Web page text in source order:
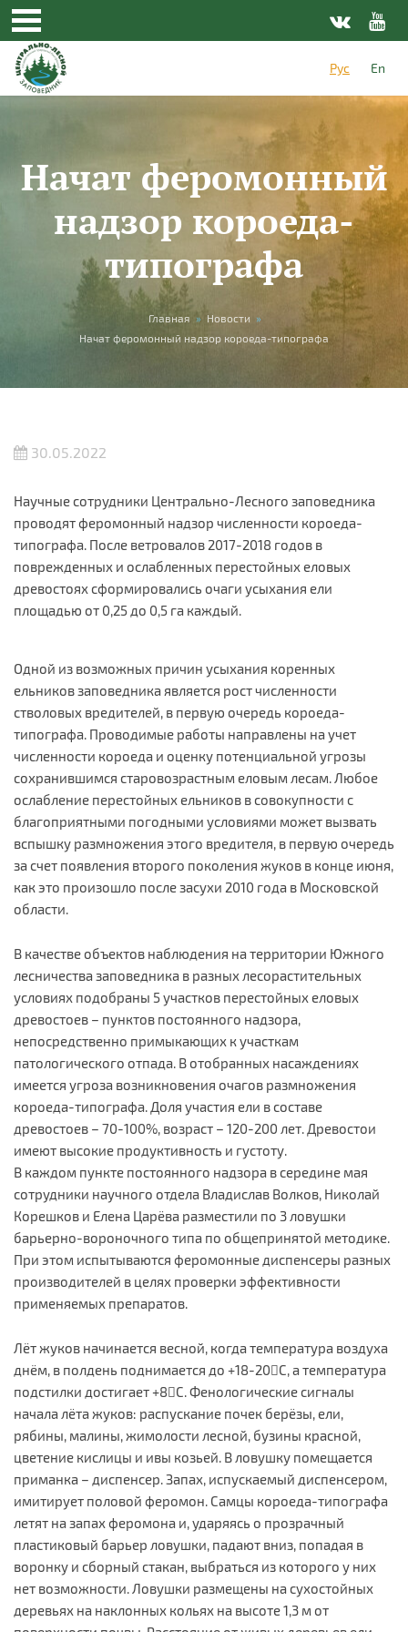
Перейти к основному содержанию
Рус
En
Начат феромонный
надзор короеда-
типографа
Вы здесь Главная » Новости »
Начат феромонный надзор короеда-типографа
30.05.2022
Научные сотрудники Центрально-Лесного заповедника
проводят феромонный надзор численности короеда-
типографа. После ветровалов 2017-2018 годов в
поврежденных и ослабленных перестойных еловых
древостоях сформировались очаги усыхания ели
площадью от 0,25 до 0,5 га каждый.
Одной из возможных причин усыхания коренных
ельников заповедника является рост численности
стволовых вредителей, в первую очередь короеда-
типографа. Проводимые работы направлены на учет
численности короеда и оценку потенциальной угрозы
сохранившимся старовозрастным еловым лесам. Любое
ослабление перестойных ельников в совокупности с
благоприятными погодными условиями может вызвать
вспышку размножения этого вредителя, в первую очередь
за счет появления второго поколения жуков в конце июня,
как это произошло после засухи 2010 года в Московской
области.
В качестве объектов наблюдения на территории Южного
лесничества заповедника в разных лесорастительных
условиях подобраны 5 участков перестойных еловых
древостоев – пунктов постоянного надзора,
непосредственно примыкающих к участкам
патологического отпада. В отобранных насаждениях
имеется угроза возникновения очагов размножения
короеда-типографа. Доля участия ели в составе
древостоев – 70-100%, возраст – 120-200 лет. Древостои
имеют высокие продуктивность и густоту.
В каждом пункте постоянного надзора в середине мая
сотрудники научного отдела Владислав Волков, Николай
Корешков и Елена Царёва разместили по 3 ловушки
барьерно-вороночного типа по общепринятой методике.
При этом испытываются феромонные диспенсеры разных
производителей в целях проверки эффективности
применяемых препаратов.
Лёт жуков начинается весной, когда температура воздуха
днём, в полдень поднимается до +18-20С, а температура
подстилки достигает +8С. Фенологические сигналы
начала лёта жуков: распускание почек берёзы, ели,
рябины, малины, жимолости лесной, бузины красной,
цветение кислицы и ивы козьей. В ловушку помещается
приманка – диспенсер. Запах, испускаемый диспенсером,
имитирует половой феромон. Самцы короеда-типографа
летят на запах феромона и, ударяясь о прозрачный
пластиковый барьер ловушки, падают вниз, попадая в
воронку и сборный стакан, выбраться из которого у них
нет возможности. Ловушки размещены на сухостойных
деревьях на наклонных кольях на высоте 1,3 м от